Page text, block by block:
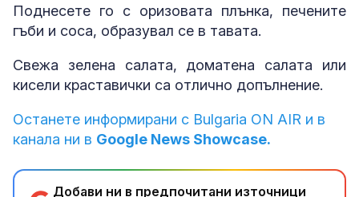
Поднесете го с оризовата плънка, печените
гъби и соса, образувал се в тавата.
Свежа зелена салата, доматена салата или
кисели краставички са отлично допълнение.
Останете информирани с Bulgaria ON AIR и в
канала ни в Google News Showcase.
Добави ни в предпочитани източници